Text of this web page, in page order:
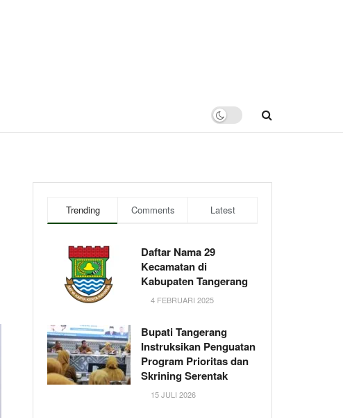
Trending Comments Latest
Daftar Nama 29
Kecamatan di
Kabupaten Tangerang
4 FEBRUARI 2025
Bupati Tangerang
Instruksikan Penguatan
Program Prioritas dan
Skrining Serentak
15 JULI 2026